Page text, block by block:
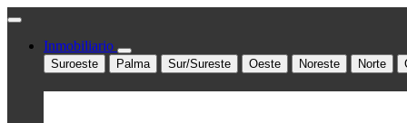
Inmobiliario
Suroeste Palma Sur/Sureste Oeste Noreste Norte